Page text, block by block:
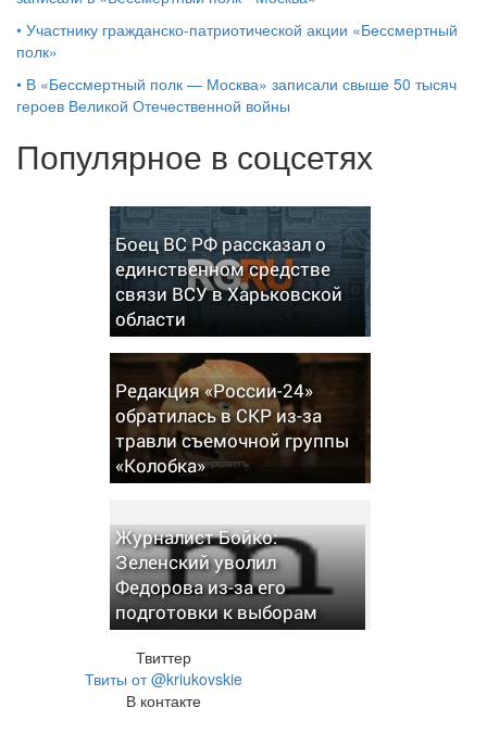
• Участнику гражданско-патриотической акции «Бессмертный
полк»
• В «Бессмертный полк — Москва» записали свыше 50 тысяч
героев Великой Отечественной войны
Популярное в соцсетях
Боец ВС РФ рассказал о
единственном средстве
связи ВСУ в Харьковской
области
Редакция «России-24»
обратилась в СКР из-за
травли съемочной группы
«Колобка»
Журналист Бойко:
Зеленский уволил
Федорова из-за его
подготовки к выборам
Твиттер
Твиты от @kriukovskie
В контакте